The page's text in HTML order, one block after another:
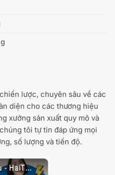
lược, chuyên sâu về các
diện cho các thương hiệu
xưởng sản xuất quy mô và
tôi tự tin đáp ứng mọi
số lượng và tiến độ.